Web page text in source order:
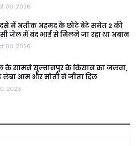
06, 2026
में अतीक अहमद के छोटे बेटे समेत 2 की
जेल में बंद भाई से मिलने जा रहा था अबान
06, 2026
के सामने सुल्तानपुर के किसान का जलवा,
आम और मोती ने जीता दिल
2026